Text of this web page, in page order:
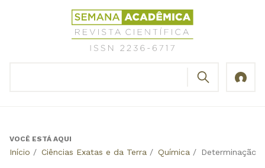
Revista
Científica
Semana
Back
VOCÊ ESTÁ AQUI
Início / Ciências Exatas e da Terra / Química / Determinação